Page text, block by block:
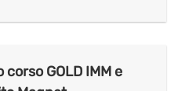
GOLD IMM e